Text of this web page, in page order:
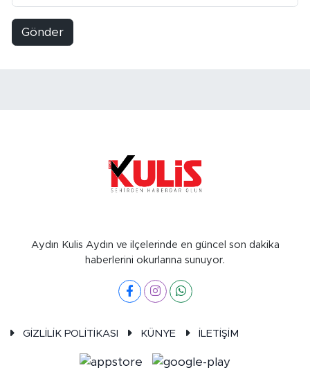
Gönder
Aydın Kulis Aydın ve ilçelerinde en güncel son dakika
haberlerini okurlarına sunuyor.
GİZLİLİK POLİTİKASI KÜNYE İLETİŞİM